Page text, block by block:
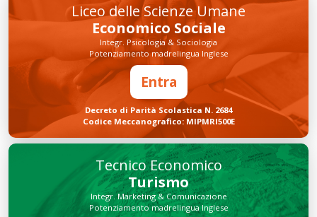
Liceo delle Scienze Umane
Economico Sociale
Integr. Psicologia & Sociologia
Potenziamento madrelingua Inglese
Entra
Decreto di Parità Scolastica N. 2684
Codice Meccanografico: MIPMRI500E
Tecnico Economico
Turismo
Integr. Marketing & Comunicazione
Potenziamento madrelingua Inglese